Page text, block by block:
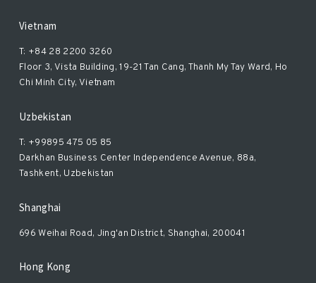
Vietnam
T: +84 28 2200 3260
Floor 3, Vista Building, 19-21 Tan Cang, Thanh My Tay Ward, Ho
Chi Minh City, Vietnam
Uzbekistan
T: +99895 475 05 85
Darkhan Business Center Independence Avenue, 88a,
Tashkent, Uzbekistan
Shanghai
696 Weihai Road, Jing'an District, Shanghai, 200041
Hong Kong